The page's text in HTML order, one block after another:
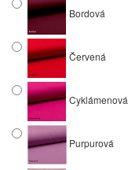
Bordová
Červená
Cyklámenová
Purpurová